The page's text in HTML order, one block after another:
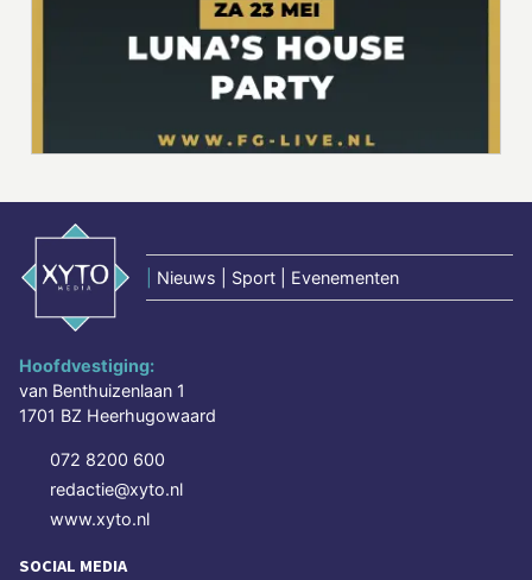
Nieuws | Sport | Evenementen
Hoofdvestiging:
van Benthuizenlaan 1
1701 BZ Heerhugowaard
072 8200 600
redactie@xyto.nl
www.xyto.nl
SOCIAL MEDIA